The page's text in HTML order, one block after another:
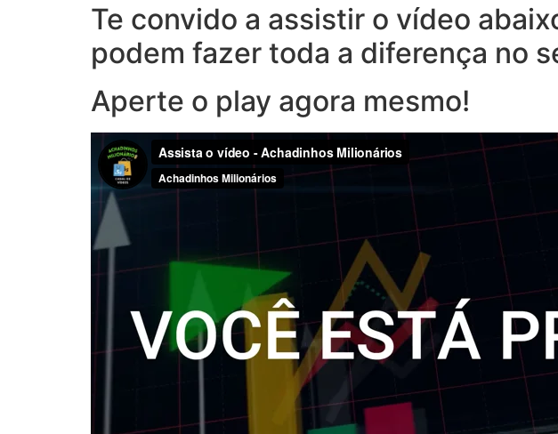
Te convido a assistir o vídeo
podem fazer toda a diferença no
Aperte o play agora mesmo!